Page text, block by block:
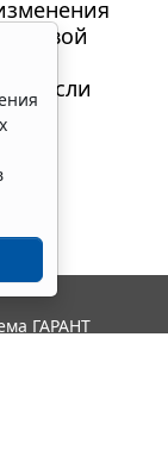
если
ГАРАНТ